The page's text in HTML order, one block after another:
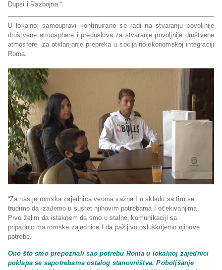
Dupsi i Razbojna.“
U lokalnoj samoupravi kontinuirano se radi na stvaranju povoljnije
društvene atmosphere i preduslova za stvaranje povoljnije društvene
atmosfere za otklanjanje prepreka u socijalno-ekonomskoj integraciji
Roma.
“Za nas je romska zajednica veoma važna I u skladu sa tim se
trudimo da izađemo u susret njihovim potrebama I očekivanjima.
Prvo želim da istaknem da smo u stalnoj komunikaciji sa
pripadnicima romske zajednice I da pažljivo osluškujemo njihove
potrebe.
Ono što smo prepoznali sao potrebu Roma u lokalnoj zajednici
poklapa se sapotrebama ostalog stanovništva. Poboljšanje